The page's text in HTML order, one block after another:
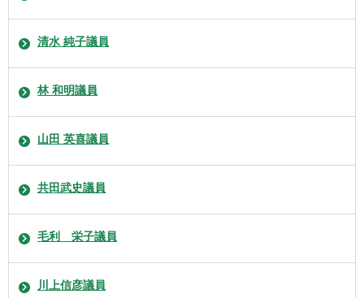
清水 純子議員
林 和明議員
山田 英喜議員
共田武史議員
毛利 栄子議員
川上信彦議員